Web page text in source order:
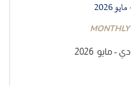
2026
مايو 2026